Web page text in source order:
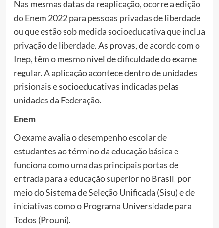
Nas mesmas datas da reaplicação, ocorre a edição
do Enem 2022 para pessoas privadas de liberdade
ou que estão sob medida socioeducativa que inclua
privação de liberdade. As provas, de acordo com o
Inep, têm o mesmo nível de dificuldade do exame
regular. A aplicação acontece dentro de unidades
prisionais e socioeducativas indicadas pelas
unidades da Federação.
Enem
O exame avalia o desempenho escolar de
estudantes ao término da educação básica e
funciona como uma das principais portas de
entrada para a educação superior no Brasil, por
meio do Sistema de Seleção Unificada (Sisu) e de
iniciativas como o Programa Universidade para
Todos (Prouni).